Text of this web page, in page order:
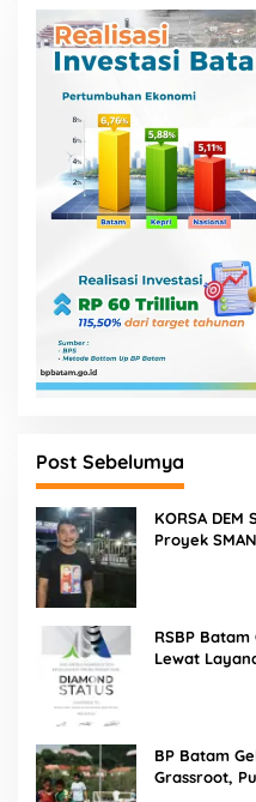
Post Sebelumya
KORSA
Proyek
RSBP
Lewat
BP Batam
Grassroot,